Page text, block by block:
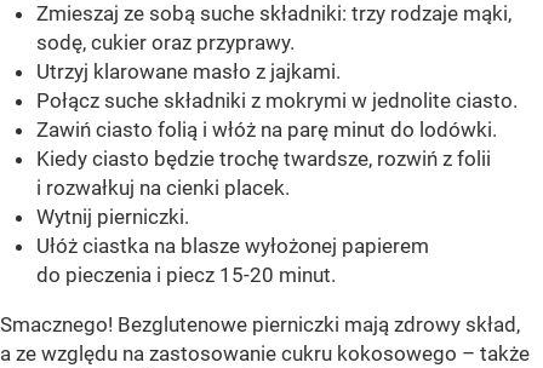
Zmieszaj ze sobą suche składniki: trzy rodzaje mąki,
sodę, cukier oraz przyprawy.
Utrzyj klarowane masło z jajkami.
Połącz suche składniki z mokrymi w jednolite ciasto.
Zawiń ciasto folią i włóż na parę minut do lodówki.
Kiedy ciasto będzie trochę twardsze, rozwiń z folii
i rozwałkuj na cienki placek.
Wytnij pierniczki.
Ułóż ciastka na blasze wyłożonej papierem
do pieczenia i piecz 15-20 minut.
Smacznego! Bezglutenowe pierniczki mają zdrowy skład,
a ze względu na zastosowanie cukru kokosowego – także